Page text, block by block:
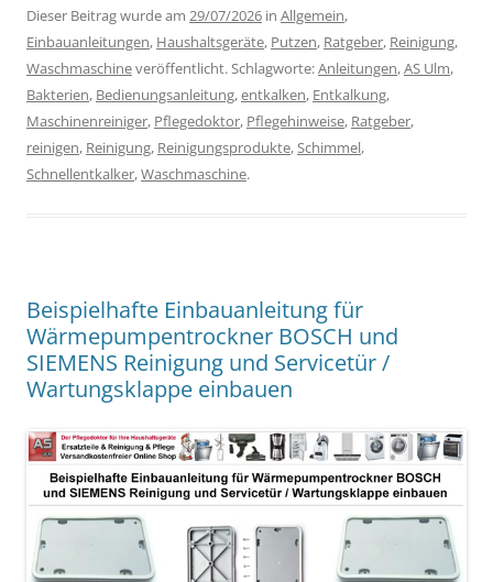
Dieser Beitrag wurde am 29/07/2026 in Allgemein,
Einbauanleitungen, Haushaltsgeräte, Putzen, Ratgeber, Reinigung,
Waschmaschineveröffentlicht. Schlagworte:Anleitungen,AS Ulm,
Bakterien, Bedienungsanleitung,entkalken, Entkalkung,
Maschinenreiniger, Pflegedoktor, Pflegehinweise, Ratgeber,
reinigen, Reinigung, Reinigungsprodukte,Schimmel,
Schnellentkalker,Waschmaschine.
Beispielhafte Einbauanleitung für
Wärmepumpentrockner BOSCH und
SIEMENS Reinigung und Servicetür /
Wartungsklappe einbauen